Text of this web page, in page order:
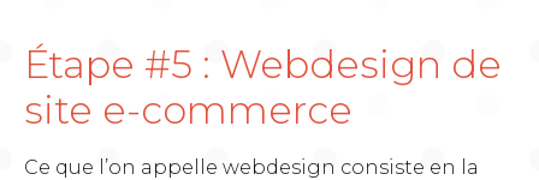
Étape #5 : Webdesign de
site e-commerce
Ce que l’on appelle webdesign consiste en la